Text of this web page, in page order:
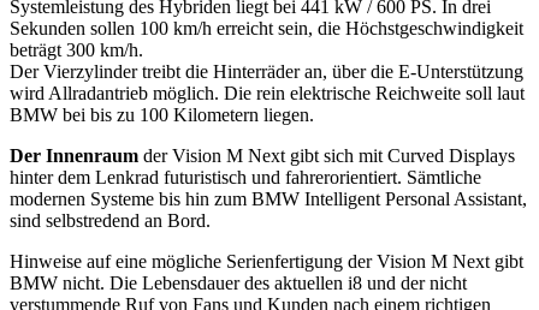
Systemleistung des Hybriden liegt bei 441 kW / 600 PS. In drei
Sekunden sollen 100 km/h erreicht sein, die Höchstgeschwindigkeit
beträgt 300 km/h.
Der Vierzylinder treibt die Hinterräder an, über die E-Unterstützung
wird Allradantrieb möglich. Die rein elektrische Reichweite soll laut
BMW bei bis zu 100 Kilometern liegen.
Der Innenraum der Vision M Next gibt sich mit Curved Displays
hinter dem Lenkrad futuristisch und fahrerorientiert. Sämtliche
modernen Systeme bis hin zum BMW Intelligent Personal Assistant,
sind selbstredend an Bord.
Hinweise auf eine mögliche Serienfertigung der Vision M Next gibt
BMW nicht. Die Lebensdauer des aktuellen i8 und der nicht
verstummende Ruf von Fans und Kunden nach einem richtigen